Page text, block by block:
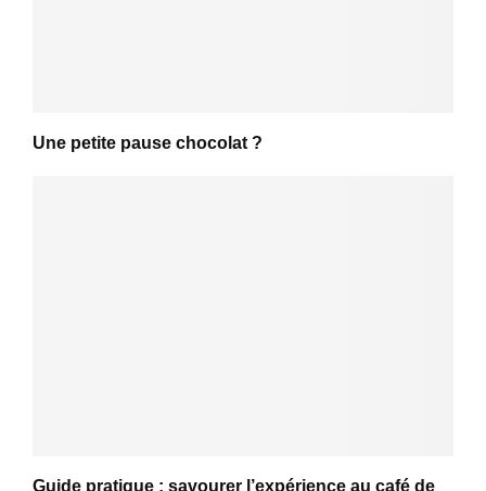
Une petite pause chocolat ?
Guide pratique : savourer l’expérience au café de